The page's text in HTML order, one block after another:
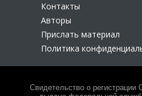
Контакты
Авторы
Прислать материал
Политика
Свидетельство о